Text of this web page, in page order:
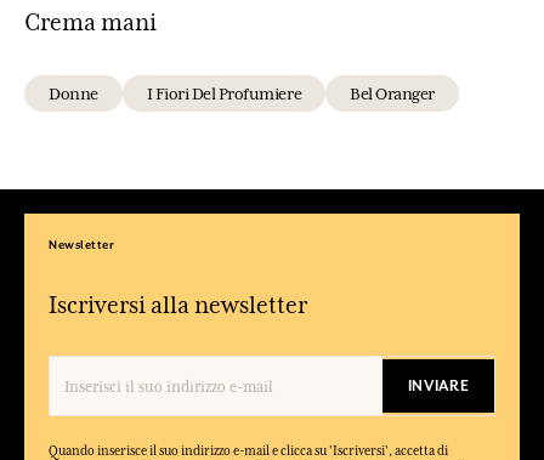
Crema mani
Donne I Fiori Del Profumiere Bel Oranger
Newsletter
Iscriversi alla newsletter
INVIARE
Quando inserisce il suo indirizzo e-mail e clicca su 'Iscriversi', accetta di